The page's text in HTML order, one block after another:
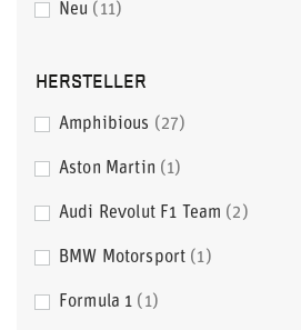
Neu 11
HERSTELLER
Amphibious 27
Aston Martin 1
Audi Revolut F1 Team 2
BMW Motorsport 1
Formula 1 1